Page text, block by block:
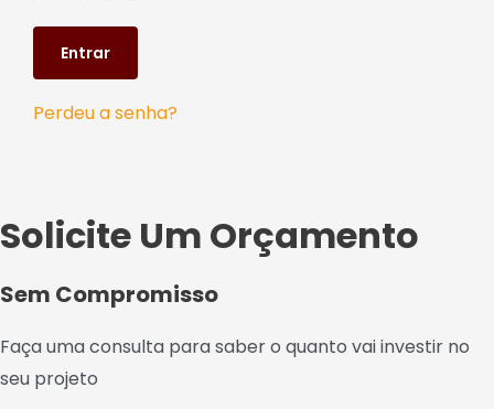
Perdeu a senha?
Solicite Um Orçamento
Sem Compromisso
Faça uma consulta para saber o quanto vai investir no
seu projeto